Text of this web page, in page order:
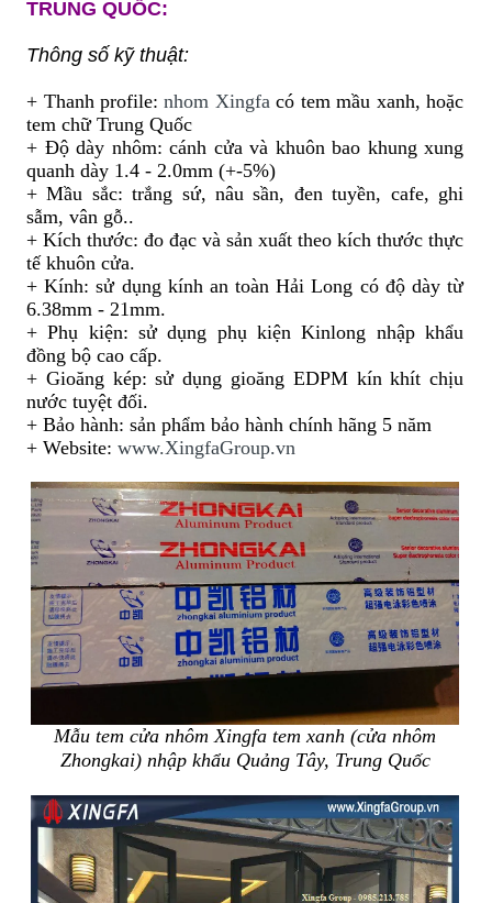
TRUNG QUỐC:
Thông số kỹ thuật:
+ Thanh profile:nhom Xingfacó tem mầu xanh, hoặc
tem chữ Trung Quốc
+ Độ dày nhôm: cánh cửa và khuôn bao khung xung
quanh dày 1.4- 2.0mm (+-5%)
+ Mầu sắc: trắng sứ, nâu sần, đen tuyền, cafe, ghi
sẫm, vân gỗ..
+ Kích thước: đo đạc và sản xuất theo kích thước thực
tế khuôn cửa.
+ Kính: sử dụng kính an toàn Hải Long có độ dày từ
6.38mm- 21mm.
+ Phụ kiện: sử dụng phụ kiện Kinlong nhập khẩu
đồng bộ cao cấp.
+ Gioăng kép: sử dụng gioăng EDPM kín khít chịu
nước tuyệt đối.
+ Bảo hành: sản phẩm bảo hành chính hãng 5 năm
+ Website:www.XingfaGroup.vn
Mẫu tem cửa nhôm Xingfa tem xanh (cửa nhôm
Zhongkai) nhập khẩu Quảng Tây, Trung Quốc